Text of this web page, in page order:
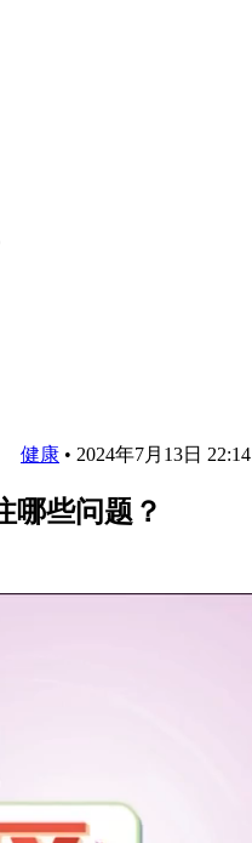
健康 • 2024年7月13日 22:14
哪些问题？